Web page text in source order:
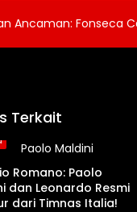
Ancaman: Fonseca
Terkait
Romano: Paolo
dan Leonardo Resmi
dari Timnas Italia!